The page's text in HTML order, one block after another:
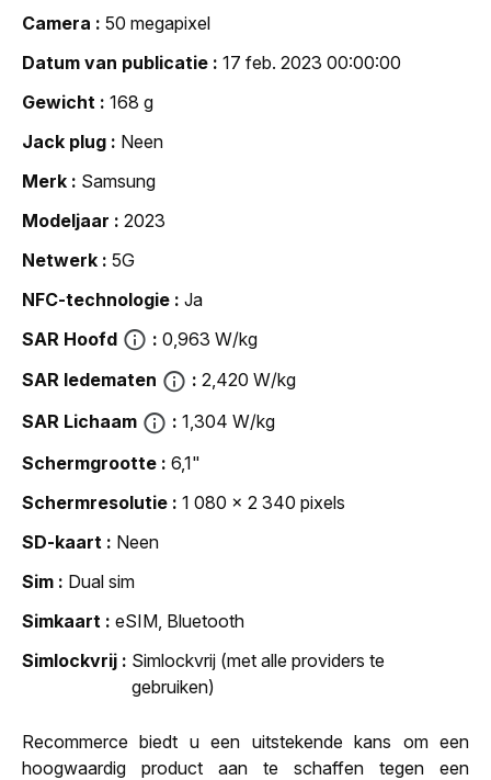
Camera
50 megapixel
Datum van publicatie
17 feb. 2023 00:00:00
Gewicht
168 g
Jack plug
Neen
Merk
Samsung
Modeljaar
2023
Netwerk
5G
NFC-technologie
Ja
SAR Hoofd
0,963 W/kg
SAR ledematen
2,420 W/kg
SAR Lichaam
1,304 W/kg
Schermgrootte
6,1"
Schermresolutie
1 080 x 2 340 pixels
SD-kaart
Neen
Sim
Dual sim
Simkaart
eSIM, Bluetooth
Simlockvrij
Simlockvrij (met alle providers te
gebruiken)
Recommerce biedt u een uitstekende kans om een
hoogwaardig product aan te schaffen tegen een